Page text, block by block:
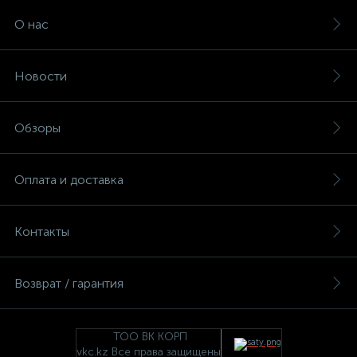
О нас
Новости
Обзоры
Оплата и доставка
Контакты
Возврат / гарантия
ТОО ВК КОРП
vkc.kz Все права защищены